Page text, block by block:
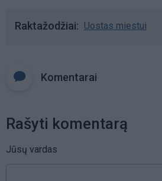
Raktažodžiai Uostas miestui
Komentarai
Rašyti komentarą
Jūsų vardas